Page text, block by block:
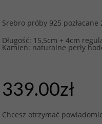
Srebro próby 925 pozłacane
Długość: 15,5cm + 4cm
Kamień: naturalne perły
339.00zł
Chcesz otrzymać